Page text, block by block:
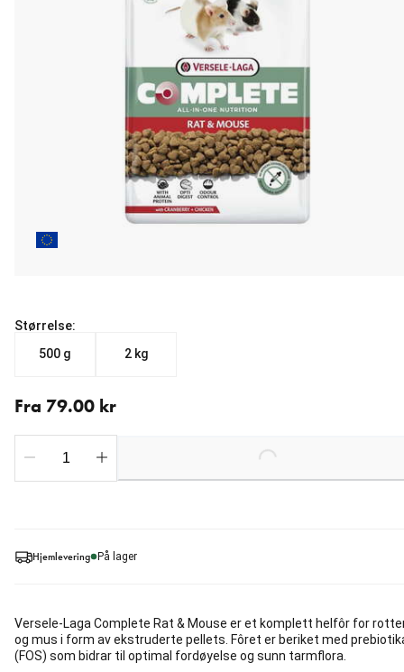
Hjemlevering På lager
Versele-Laga Complete Rat & Mouse er et komplett helfôr for
og mus i form av ekstruderte pellets. Fôret er beriket med
(FOS) som bidrar til optimal fordøyelse og sunn tarmflora.
Størrelse:
500 g
2 kg
Fra 79.00 kr
Loading...